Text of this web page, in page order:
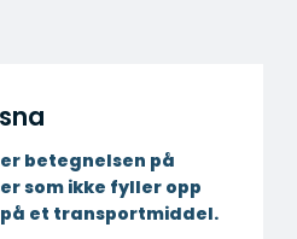
betegnelsen på
som ikke fyller opp
et transportmiddel.